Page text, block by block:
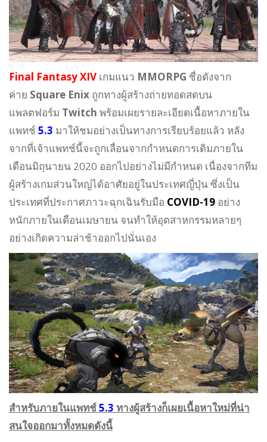
Final Fantasy XIV เกมแนว MMORPG ชื่อดังจาก
ค่าย Square Enix ถูกทางผู้สร้างถ่ายทอดสดบน
แพลตฟอร์ม Twitch พร้อมเผยรายละเอียดเนื้อหาภายใน
แพทช์ 5.3 มาให้ชมอย่างเป็นทางการเรียบร้อยแล้ว หลัง
จากที่เจ้าแพทช์นี้จะถูกเลื่อนจากกำหนดการเดิมภายใน
เดือนมิถุนายน 2020 ออกไปอย่างไม่มีกำหนด เนื่องจากทีม
ผู้สร้างเกมส่วนใหญ่ได้อาศัยอยู่ในประเทศญี่ปุ่น ซึ่งเป็น
ประเทศที่ประกาศภาวะฉุกเฉินรับมือ COVID-19 อย่าง
หนักภายในเดือนเมษายน จนทำให้อุตสาหกรรมหลายๆ
อย่างเกิดความล่าช้าออกไปนั่นเอง
สำหรับภายในแพทช์5.3 ทางผู้สร้างก็เผยเนื้อหาใหม่ที่น่า
สนใจออกมาทั้งหมดดังนี้